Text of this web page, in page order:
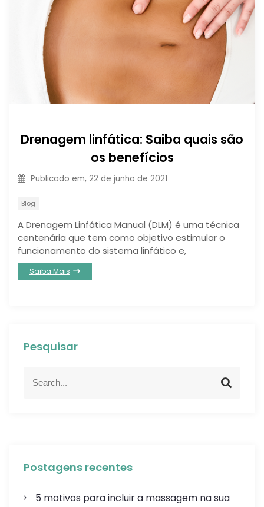
Drenagem linfática: Saiba quais são
os benefícios
Publicado em, 22 de junho de 2021
Blog
A Drenagem Linfática Manual (DLM) é uma técnica
centenária que tem como objetivo estimular o
funcionamento do sistema linfático e,
Saiba Mais
Pesquisar
Postagens recentes
5 motivos para incluir a massagem na sua